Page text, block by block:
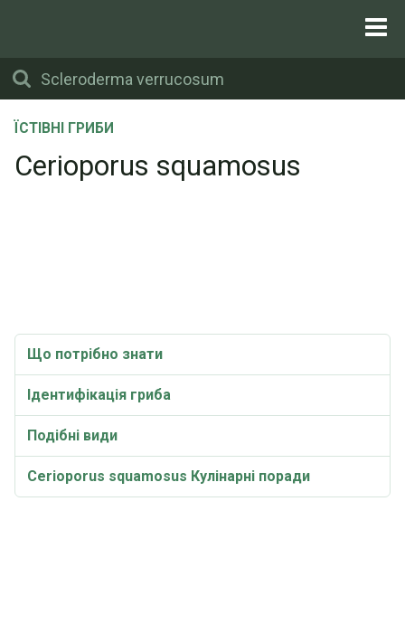
ЇСТІВНІ ГРИБИ
Cerioporus squamosus
Що потрібно знати
Ідентифікація гриба
Подібні види
Cerioporus squamosus Кулінарні поради